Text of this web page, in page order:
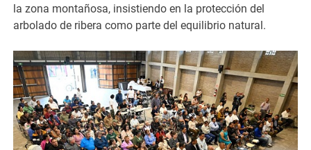
la zona montañosa, insistiendo en la protección del
arbolado de ribera como parte del equilibrio natural.